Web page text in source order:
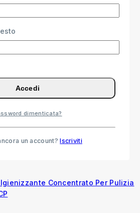
Igienizzante per
con Profumo Balsamico
Accedi
dimenticata?
un account?Iscriviti